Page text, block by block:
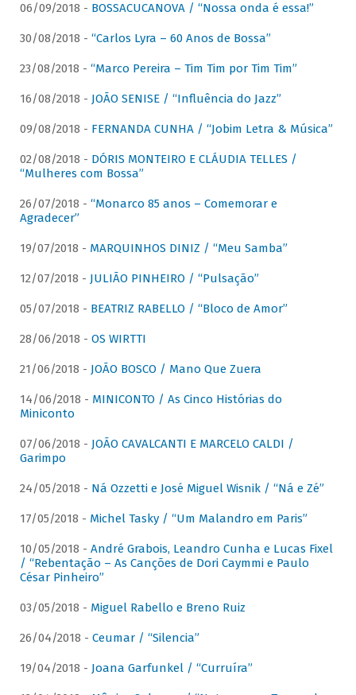
06/09/2018 - BOSSACUCANOVA / “Nossa onda é essa!”
30/08/2018 - “Carlos Lyra – 60 Anos de Bossa”
23/08/2018 - “Marco Pereira – Tim Tim por Tim Tim”
16/08/2018 - JOÃO SENISE / “Influência do Jazz”
09/08/2018 - FERNANDA CUNHA / “Jobim Letra & Música”
02/08/2018 - DÓRIS MONTEIRO E CLÁUDIA TELLES /
“Mulheres com Bossa”
26/07/2018 - “Monarco 85 anos – Comemorar e
Agradecer”
19/07/2018 - MARQUINHOS DINIZ / “Meu Samba”
12/07/2018 - JULIÃO PINHEIRO / “Pulsação”
05/07/2018 - BEATRIZ RABELLO / “Bloco de Amor”
28/06/2018 - OS WIRTTI
21/06/2018 - JOÃO BOSCO / Mano Que Zuera
14/06/2018 - MINICONTO / As Cinco Histórias do
Miniconto
07/06/2018 - JOÃO CAVALCANTI E MARCELO CALDI /
Garimpo
24/05/2018 - Ná Ozzetti e José Miguel Wisnik / “Ná e Zé”
17/05/2018 - Michel Tasky / “Um Malandro em Paris”
10/05/2018 - André Grabois, Leandro Cunha e Lucas Fixel
/ “Rebentação – As Canções de Dori Caymmi e Paulo
César Pinheiro”
03/05/2018 - Miguel Rabello e Breno Ruiz
26/04/2018 - Ceumar / “Silencia”
19/04/2018 - Joana Garfunkel / “Curruíra”